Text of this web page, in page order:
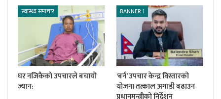
स्वास्थ्य समाचार
घर नजिकैको उपचारले बचायो
ज्यान:
BANNER 1
‘बर्न’ उपचार केन्द्र विस्तारको
योजना तत्काल अगाडी बढाउन